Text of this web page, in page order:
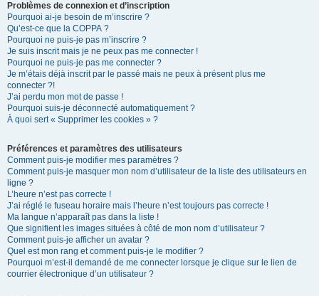
Problèmes de connexion et d’inscription
Pourquoi ai-je besoin de m’inscrire ?
Qu’est-ce que la COPPA ?
Pourquoi ne puis-je pas m’inscrire ?
Je suis inscrit mais je ne peux pas me connecter !
Pourquoi ne puis-je pas me connecter ?
Je m’étais déjà inscrit par le passé mais ne peux à présent plus me
connecter ?!
J’ai perdu mon mot de passe !
Pourquoi suis-je déconnecté automatiquement ?
À quoi sert « Supprimer les cookies » ?
Préférences et paramètres des utilisateurs
Comment puis-je modifier mes paramètres ?
Comment puis-je masquer mon nom d’utilisateur de la liste des utilisateurs en
ligne ?
L’heure n’est pas correcte !
J’ai réglé le fuseau horaire mais l’heure n’est toujours pas correcte !
Ma langue n’apparaît pas dans la liste !
Que signifient les images situées à côté de mon nom d’utilisateur ?
Comment puis-je afficher un avatar ?
Quel est mon rang et comment puis-je le modifier ?
Pourquoi m’est-il demandé de me connecter lorsque je clique sur le lien de
courrier électronique d’un utilisateur ?